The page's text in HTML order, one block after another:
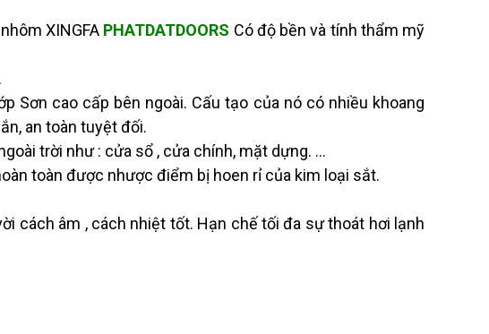
PHATDATDOORS
Cánh Cao Cấp | Mở Rộng
Liên hệ
Liên hệ
XINGFA PHATDATDOORS Có độ bền và tính thẩm mỹ
Sơn cao cấp bên ngoài. Cấu tạo của nó có nhiều khoang
an toàn tuyệt đối.
trời như : cửa sổ , cửa chính, mặt dựng. …
toàn được nhược điểm bị hoen rỉ của kim loại sắt.
cách âm , cách nhiệt tốt. Hạn chế tối đa sự thoát hơi lạnh